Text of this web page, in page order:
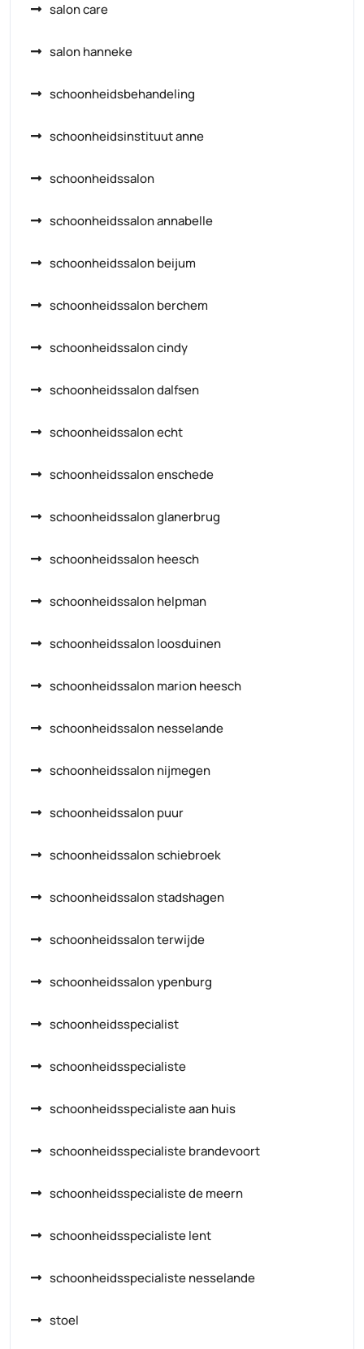
salon care
salon hanneke
schoonheidsbehandeling
schoonheidsinstituut anne
schoonheidssalon
schoonheidssalon annabelle
schoonheidssalon beijum
schoonheidssalon berchem
schoonheidssalon cindy
schoonheidssalon dalfsen
schoonheidssalon echt
schoonheidssalon enschede
schoonheidssalon glanerbrug
schoonheidssalon heesch
schoonheidssalon helpman
schoonheidssalon loosduinen
schoonheidssalon marion heesch
schoonheidssalon nesselande
schoonheidssalon nijmegen
schoonheidssalon puur
schoonheidssalon schiebroek
schoonheidssalon stadshagen
schoonheidssalon terwijde
schoonheidssalon ypenburg
schoonheidsspecialist
schoonheidsspecialiste
schoonheidsspecialiste aan huis
schoonheidsspecialiste brandevoort
schoonheidsspecialiste de meern
schoonheidsspecialiste lent
schoonheidsspecialiste nesselande
stoel